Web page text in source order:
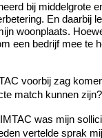
bij middelgrote
En daarbij
woonplaats.
een bedrijf mee te
voorbij zag
match kunnen zijn?
was mijn
vertelde sprak